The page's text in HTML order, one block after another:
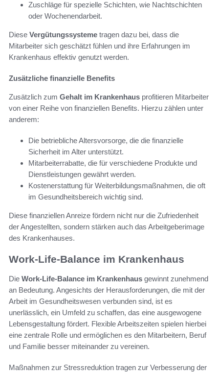
Zuschläge für spezielle Schichten, wie Nachtschichten
oder Wochenendarbeit.
Diese Vergütungssysteme tragen dazu bei, dass die
Mitarbeiter sich geschätzt fühlen und ihre Erfahrungen im
Krankenhaus effektiv genutzt werden.
Zusätzliche finanzielle Benefits
Zusätzlich zum Gehalt im Krankenhaus profitieren Mitarbeiter
von einer Reihe von finanziellen Benefits. Hierzu zählen unter
anderem:
Die betriebliche Altersvorsorge, die die finanzielle
Sicherheit im Alter unterstützt.
Mitarbeiterrabatte, die für verschiedene Produkte und
Dienstleistungen gewährt werden.
Kostenerstattung für Weiterbildungsmaßnahmen, die oft
im Gesundheitsbereich wichtig sind.
Diese finanziellen Anreize fördern nicht nur die Zufriedenheit
der Angestellten, sondern stärken auch das Arbeitgeberimage
des Krankenhauses.
Work-Life-Balance im Krankenhaus
Die Work-Life-Balance im Krankenhaus gewinnt zunehmend
an Bedeutung. Angesichts der Herausforderungen, die mit der
Arbeit im Gesundheitswesen verbunden sind, ist es
unerlässlich, ein Umfeld zu schaffen, das eine ausgewogene
Lebensgestaltung fördert. Flexible Arbeitszeiten spielen hierbei
eine zentrale Rolle und ermöglichen es den Mitarbeitern, Beruf
und Familie besser miteinander zu vereinen.
Maßnahmen zur Stressreduktion tragen zur Verbesserung der